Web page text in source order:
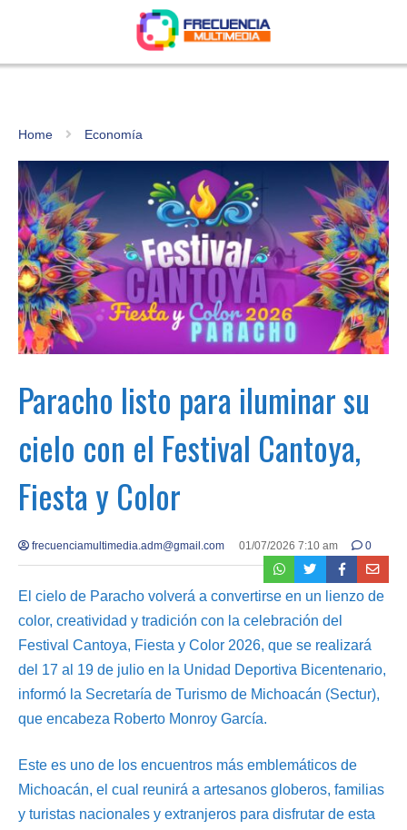
Home Economía
Paracho listo para iluminar su
cielo con el Festival Cantoya,
Fiesta y Color
frecuenciamultimedia.adm@gmail.com 01/07/2026 7:10 am 0
El cielo de Paracho volverá a convertirse en un lienzo de
color, creatividad y tradición con la celebración del
Festival Cantoya, Fiesta y Color 2026, que se realizará
del 17 al 19 de julio en la Unidad Deportiva Bicentenario,
informó la Secretaría de Turismo de Michoacán (Sectur),
que encabeza Roberto Monroy García.
Este es uno de los encuentros más emblemáticos de
Michoacán, el cual reunirá a artesanos globeros, familias
y turistas nacionales y extranjeros para disfrutar de esta